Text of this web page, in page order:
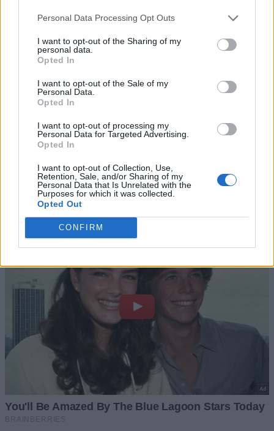
Personal Data Processing Opt Outs
I want to opt-out of the Sharing of my
personal data.
Opted In
I want to opt-out of the Sale of my
Personal Data.
Opted In
I want to opt-out of processing my
Personal Data for Targeted Advertising.
Opted In
I want to opt-out of Collection, Use,
Retention, Sale, and/or Sharing of my
Personal Data that Is Unrelated with the
Purposes for which it was collected.
Opted Out
CONFIRM